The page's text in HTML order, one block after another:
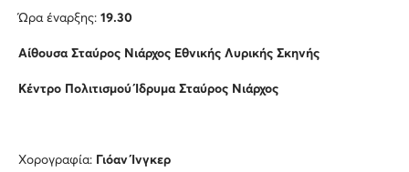
Ώρα έναρξης: 19.30
Αίθουσα Σταύρος Νιάρχος Εθνικής Λυρικής Σκηνής
Κέντρο Πολιτισμού Ίδρυμα Σταύρος Νιάρχος
Χορογραφία: Γιόαν Ίνγκερ